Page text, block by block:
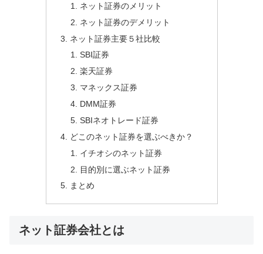
ネット証券のメリット
ネット証券のデメリット
ネット証券主要５社比較
SBI証券
楽天証券
マネックス証券
DMM証券
SBIネオトレード証券
どこのネット証券を選ぶべきか？
イチオシのネット証券
目的別に選ぶネット証券
まとめ
ネット証券会社とは